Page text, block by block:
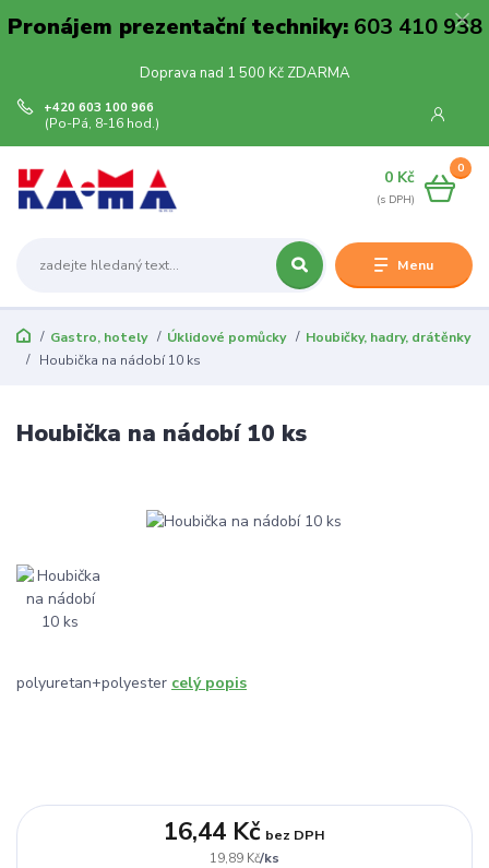
Pronájem prezentační techniky:603 410 938
Doprava nad 1 500 Kč ZDARMA
Menu
+420 603 100 966
(Po-Pá, 8-16 hod.)
0
0 Kč
Gastro, hotely Úklidové pomůcky
Houbičky, hadry, drátěnky
Houbička na nádobí 10 ks
Houbička na nádobí 10 ks
polyuretan+polyester celý popis
19,89 Kč/ks
16,44 Kč bez DPH